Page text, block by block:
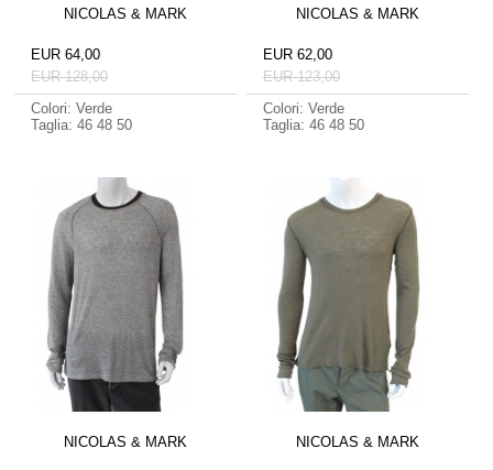
NICOLAS & MARK
EUR 64,00
EUR 128,00
Colori: Verde
Taglia: 46 48 50
NICOLAS & MARK
EUR 62,00
EUR 123,00
Colori: Verde
Taglia: 46 48 50
NICOLAS & MARK NICOLAS & MARK